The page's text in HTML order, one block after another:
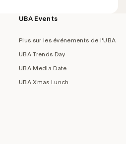
UBA Events
Plus sur les événements de l'UBA
UBA Trends Day
UBA Media Date
UBA Xmas Lunch